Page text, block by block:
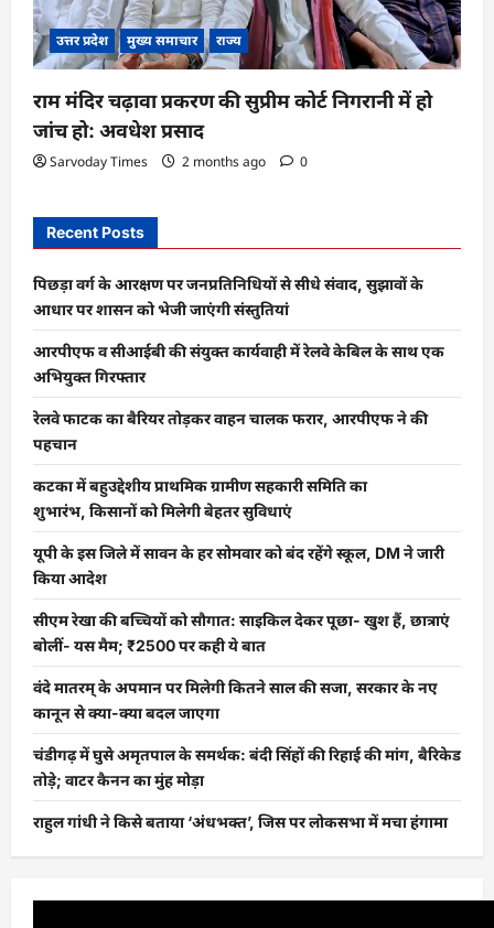
उत्तर प्रदेश मुख्य समाचार राज्य
राम मंदिर चढ़ावा प्रकरण की सुप्रीम कोर्ट निगरानी में हो
जांच हो: अवधेश प्रसाद
Sarvoday Times 2 months ago 0
Recent Posts
पिछड़ा वर्ग के आरक्षण पर जनप्रतिनिधियों से सीधे संवाद, सुझावों के
आधार पर शासन को भेजी जाएंगी संस्तुतियां
आरपीएफ व सीआईबी की संयुक्त कार्यवाही में रेलवे केबिल के साथ एक
अभियुक्त गिरफ्तार
रेलवे फाटक का बैरियर तोड़कर वाहन चालक फरार, आरपीएफ ने की
पहचान
कटका में बहुउद्देशीय प्राथमिक ग्रामीण सहकारी समिति का
शुभारंभ, किसानों को मिलेगी बेहतर सुविधाएं
यूपी के इस जिले में सावन के हर सोमवार को बंद रहेंगे स्कूल, DM ने जारी
किया आदेश
सीएम रेखा की बच्चियों को सौगात: साइकिल देकर पूछा- खुश हैं, छात्राएं
बोलीं- यस मैम; ₹2500 पर कही ये बात
वंदे मातरम् के अपमान पर मिलेगी कितने साल की सजा, सरकार के नए
कानून से क्या-क्या बदल जाएगा
चंडीगढ़ में घुसे अमृतपाल के समर्थक: बंदी सिंहों की रिहाई की मांग, बैरिकेड
तोड़े; वाटर कैनन का मुंह मोड़ा
राहुल गांधी ने किसे बताया ‘अंधभक्त’, जिस पर लोकसभा में मचा हंगामा